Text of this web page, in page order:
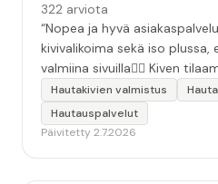
322 arviota
“Nopea ja hyvä
kivivalikoima sekä iso
valmiina sivuilla👍🏻 Kiven
äidille kaunis,
Hautakivien valmistus
Hautauspalvelut
Päivitetty 2.7.2026